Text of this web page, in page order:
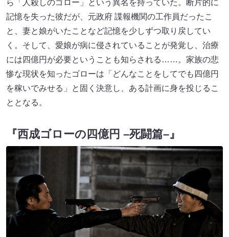
ら「人殺しのゴロー」という異名を持っていた。断片的に
記憶を失った彼だが、元政府 諜報機関の工作員だったこ
と、妻と娘がいたことなど記憶を少しずつ取り戻してい
く。そして、愛娘が病に侵されていることが発覚し、治療
には四億円が必要ということも知らされる……。家族の悲
惨な現状を知ったゴローは「どんなことをしてでも四億円
を稼いでみせる」と固く決意し、ある計画に身を投じるこ
ととなる。
『西成ゴローの四億円 –死闘篇–』